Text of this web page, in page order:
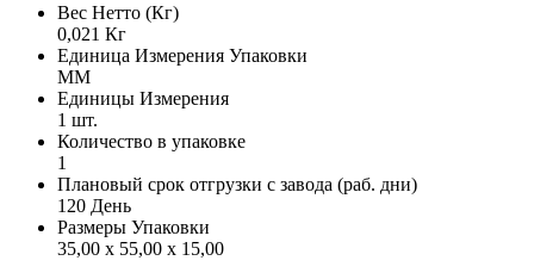
Вес Нетто (Кг)
0,021 Кг
Единица Измерения Упаковки
MM
Единицы Измерения
1 шт.
Количество в упаковке
1
Плановый срок отгрузки с завода (раб. дни)
120 День
Размеры Упаковки
35,00 x 55,00 x 15,00